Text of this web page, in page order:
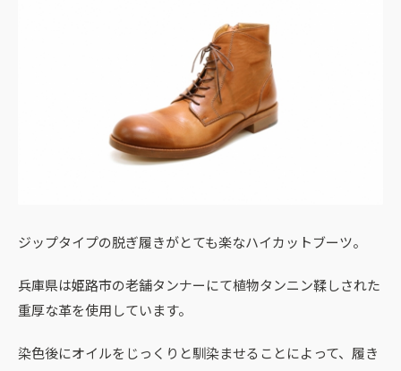
ジップタイプの脱ぎ履きがとても楽なハイカットブーツ。
兵庫県は姫路市の老舗タンナーにて植物タンニン鞣しされた
重厚な革を使用しています。
染色後にオイルをじっくりと馴染ませることによって、履き